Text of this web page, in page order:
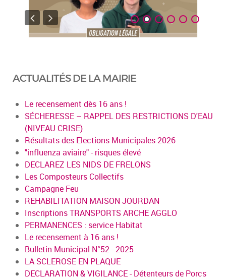
ACTUALITÉS DE LA MAIRIE
Le recensement dès 16 ans !
SÉCHERESSE – RAPPEL DES RESTRICTIONS D'EAU
(NIVEAU CRISE)
Résultats des Elections Municipales 2026
"influenza aviaire" - risques élevé
DECLAREZ LES NIDS DE FRELONS
Les Composteurs Collectifs
Campagne Feu
REHABILITATION MAISON JOURDAN
Inscriptions TRANSPORTS ARCHE AGGLO
PERMANENCES : service Habitat
Le recensement à 16 ans !
Bulletin Municipal N°52 - 2025
LA SCLEROSE EN PLAQUE
DECLARATION & VIGILANCE - Détenteurs de Porcs